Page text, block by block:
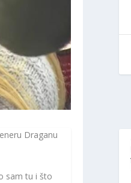
Draganu
sam tu i što